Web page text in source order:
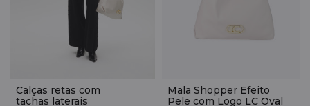
Calças retas com
tachas laterais
Mala Shopper Efeito
Pele com Logo LC Oval